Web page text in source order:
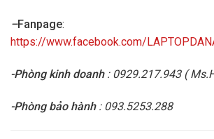
–Fanpage:
https://www.facebook.com/
-Phòng kinh doanh: 0929.217.943 (
-Phòng bảo hành: 093.5253.288